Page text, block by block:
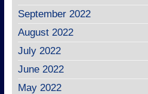
September 2022
August 2022
July 2022
June 2022
May 2022